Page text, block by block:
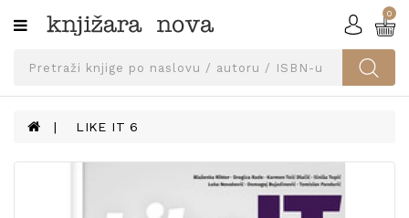
Kategorije
SVEUČILIŠNA
UDŽBENICI
KNJIGE
0
LIKE IT 6